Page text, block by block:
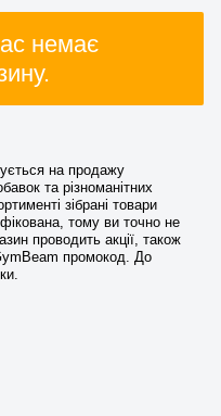
немає
на продажу
та різноманітних
зібрані товари
тому ви точно не
проводить акції, також
промокод. До